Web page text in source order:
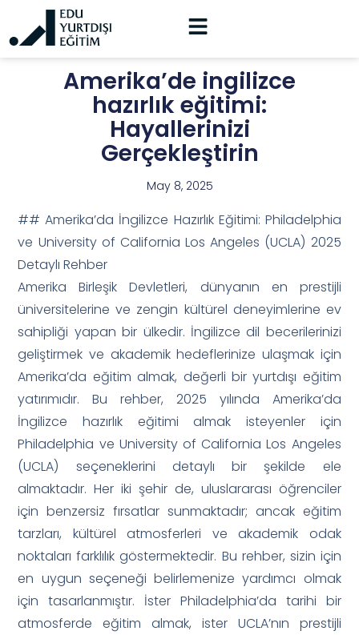
Amerika’de ingilizce
hazırlık eğitimi:
Hayallerinizi
Gerçekleştirin
May 8, 2025
## Amerika’da İngilizce Hazırlık Eğitimi: Philadelphia
ve University of California Los Angeles (UCLA) 2025
Detaylı Rehber
Amerika Birleşik Devletleri, dünyanın en prestijli
üniversitelerine ve zengin kültürel deneyimlerine ev
sahipliği yapan bir ülkedir. İngilizce dil becerilerinizi
geliştirmek ve akademik hedeflerinize ulaşmak için
Amerika’da eğitim almak, değerli bir yurtdışı eğitim
yatırımıdır. Bu rehber, 2025 yılında Amerika’da
İngilizce hazırlık eğitimi almak isteyenler için
Philadelphia ve University of California Los Angeles
(UCLA) seçeneklerini detaylı bir şekilde ele
almaktadır. Her iki şehir de, uluslararası öğrenciler
için benzersiz fırsatlar sunmaktadır; ancak eğitim
tarzları, kültürel atmosferleri ve akademik odak
noktaları farklılık göstermektedir. Bu rehber, sizin için
en uygun seçeneği belirlemenize yardımcı olmak
için tasarlanmıştır. İster Philadelphia’da tarihi bir
atmosferde eğitim almak, ister UCLA’nın prestijli